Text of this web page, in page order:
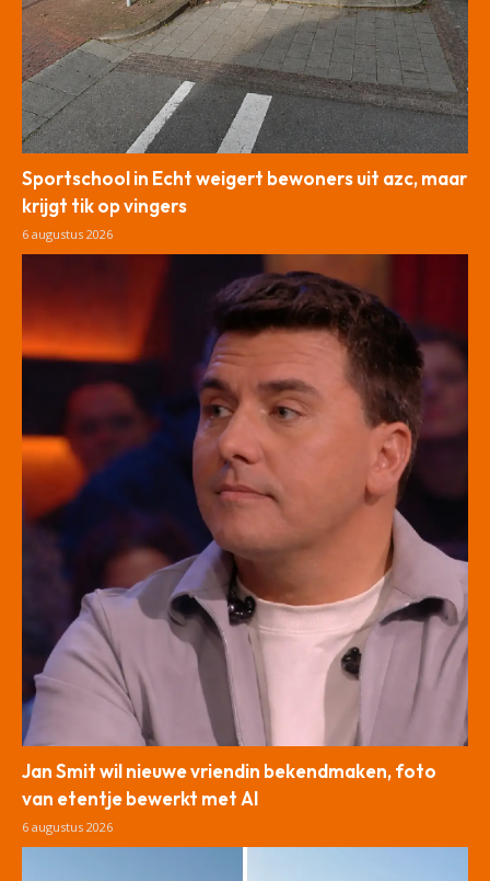
Sportschool in Echt weigert bewoners uit azc, maar
krijgt tik op vingers
6 augustus 2026
Jan Smit wil nieuwe vriendin bekendmaken, foto
van etentje bewerkt met AI
6 augustus 2026